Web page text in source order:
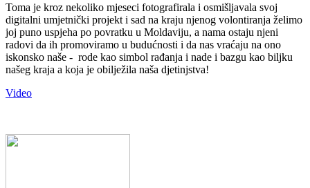
Toma je kroz nekoliko mjeseci fotografirala i osmišljavala svoj
digitalni umjetnički projekt i sad na kraju njenog volontiranja želimo
joj puno uspjeha po povratku u Moldaviju, a nama ostaju njeni
radovi da ih promoviramo u budućnosti i da nas vraćaju na ono
iskonsko naše - rode kao simbol rađanja i nade i bazgu kao biljku
našeg kraja a koja je obilježila naša djetinjstva!
Video